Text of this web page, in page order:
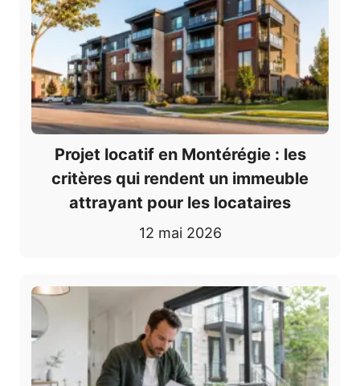
Projet locatif en Montérégie : les
critères qui rendent un immeuble
attrayant pour les locataires
12 mai 2026